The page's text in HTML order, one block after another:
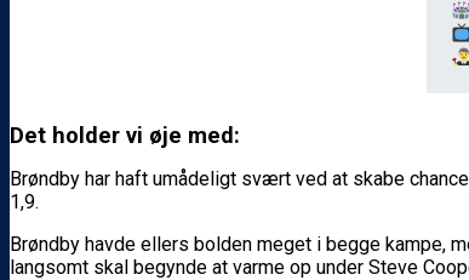
Det holder vi øje med:
Brøndby har haft umådeligt svært ved at skabe
1,9.
Brøndby havde ellers bolden meget i begge kampe,
langsomt skal begynde at varme op under Steve